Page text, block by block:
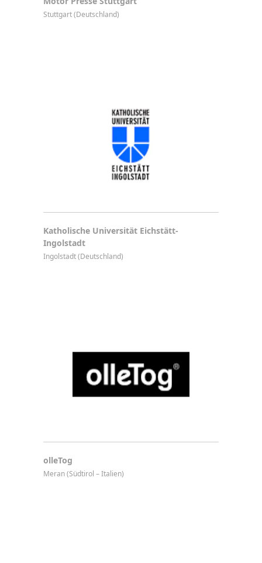
Stuttgart (Deutschland)
Katholische Universität Eichstätt-
Ingolstadt
Ingolstadt (Deutschland)
olleTog
Meran (Südtirol – Italien)